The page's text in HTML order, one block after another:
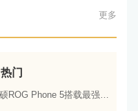
更多
热门
华硕ROG Phone 5搭载最强的骁龙888处理器，游戏性能超强